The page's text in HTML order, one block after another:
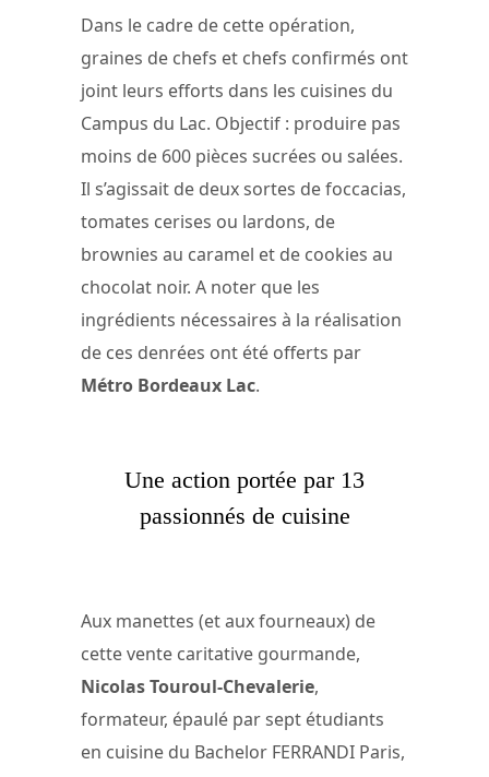
Dans le cadre de cette opération,
graines de chefs et chefs confirmés ont
joint leurs efforts dans les cuisines du
Campus du Lac. Objectif : produire pas
moins de 600 pièces sucrées ou salées.
Il s’agissait de deux sortes de foccacias,
tomates cerises ou lardons, de
brownies au caramel et de cookies au
chocolat noir. A noter que les
ingrédients nécessaires à la réalisation
de ces denrées ont été offerts par
Métro Bordeaux Lac.
Une action portée par 13
passionnés de cuisine
Aux manettes (et aux fourneaux) de
cette vente caritative gourmande,
Nicolas Touroul-Chevalerie,
formateur, épaulé par sept étudiants
en cuisine du Bachelor FERRANDI Paris,